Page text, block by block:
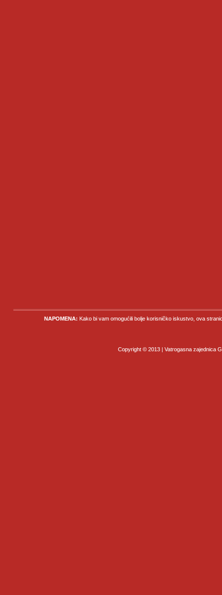
NAPOMENA: Kako bi vam omogućili bolje korisničko iskustvo, ova
Copyright © 2013 | Vatrogasna zajednica